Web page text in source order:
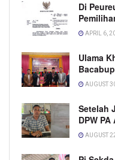
Di
APRIL 6,
Ulama
Bacabup
AUGUST
Setelah
DPW
AUGUST